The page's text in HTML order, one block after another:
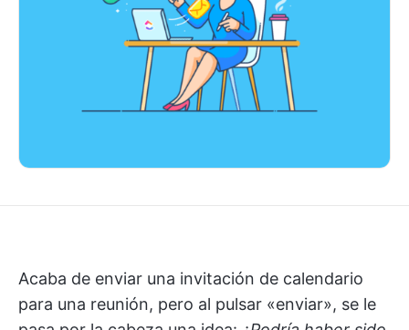
Acaba de enviar una invitación de calendario
para una reunión, pero al pulsar «enviar», se le